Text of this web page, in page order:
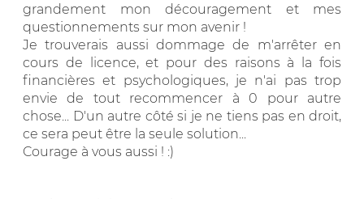
grandement mon découragement et mes
questionnements sur mon avenir !
Je trouverais aussi dommage de m'arrêter en
cours de licence, et pour des raisons à la fois
financières et psychologiques, je n'ai pas trop
envie de tout recommencer à 0 pour autre
chose... D'un autre côté si je ne tiens pas en droit,
ce sera peut être la seule solution...
Courage à vous aussi ! :)